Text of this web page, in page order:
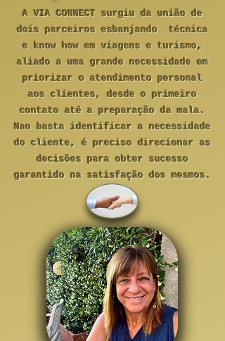
A VIA CONNECT surgiu daunião de
dois parceiros esbanjando técnica
e know how em viagens e turismo,
aliado a uma grande necessidade em
priorizar o atendimento personal
aos clientes, desde o primeiro
contato até a preparação da mala.
Nao basta identificar a necessidade
do cliente, é preciso direcionar as
decisões para obter sucesso
garantido na satisfação dos mesmos.